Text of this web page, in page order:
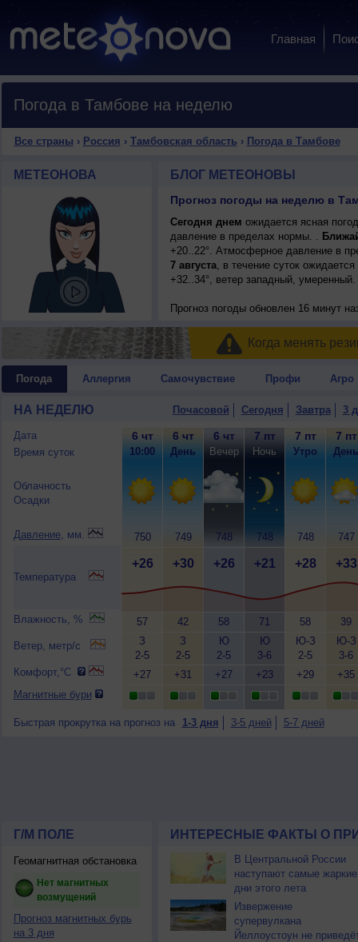
Главная
Погода в Тамбове на неделю
Все страны › Россия › Тамбовская область › Погода в Тамбове
МЕТЕОНОВА БЛОГ МЕТЕОНОВЫ
Прогноз погоды на неделю в
Сегодня днем ожидается ясная
давление в пределах нормы. .
+20..22°. Атмосферное давление в
7 августа, в течение суток
+32..34°, ветер западный, умеренный.
Прогноз погоды обновлен 16 минут
Когда менять
Погода Аллергия Самочувствие Профи Агро
НА НЕДЕЛЮ Почасовой Сегодня Завтра 3
Дата
Время суток
Облачность
Осадки
Давление, мм.
Температура
Влажность, %
Ветер, метр/с
Комфорт,°C
Магнитные бури
6 чт
10:00
750
+26
57
З
2-5
+27
6 чт
День
749
+30
42
З
2-5
+31
6 чт
Вечер
748
+26
58
Ю
2-5
+27
7 пт
Ночь
748
+21
71
Ю
3-6
+23
7 пт
Утро
748
+28
58
Ю-З
2-5
+29
7 пт
День
747
+33
39
Ю-З
3-6
+35
Быстрая прокрутка на прогноз на 1-3 дня 3-5 дней 5-7 дней
Г/М ПОЛЕ
Геомагнитная обстановка
Нет магнитных
возмущений
Прогноз магнитных бурь
на 3 дня
ИНТЕРЕСНЫЕ ФАКТЫ О
В Центральной России
наступают самые жаркие
дни этого лета
Извержение
супервулкана
Йеллоустоун не